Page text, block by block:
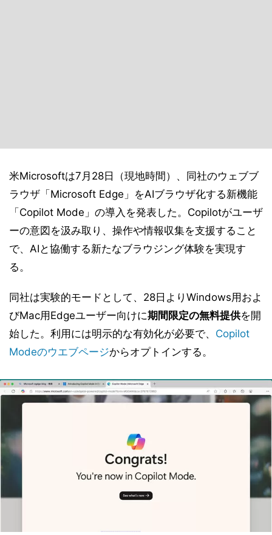
米Microsoftは7月28日（現地時間）、同社のウェブブ
ラウザ「Microsoft Edge」をAIブラウザ化する新機能
「Copilot Mode」の導入を発表した。Copilotがユーザ
ーの意図を汲み取り、操作や情報収集を支援すること
で、AIと協働する新たなブラウジング体験を実現す
る。
同社は実験的モードとして、28日よりWindows用およ
びMac用Edgeユーザー向けに期間限定の無料提供を開
始した。利用には明示的な有効化が必要で、 Copilot
Modeのウエブページからオプトインする。